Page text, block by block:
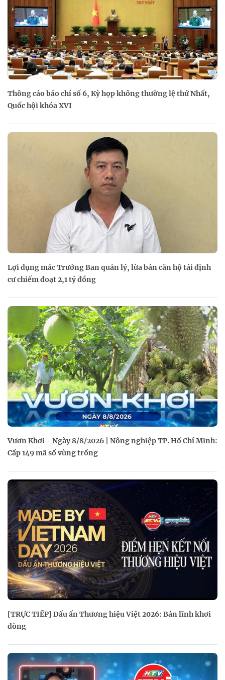
Thông cáo báo chí số 6, Kỳ họp không thường lệ thứ Nhất,
Quốc hội khóa XVI
Lợi dụng mác Trưởng Ban quản lý, lừa bán căn hộ tái định
cư chiếm đoạt 2,1 tỷ đồng
Vươn Khơi - Ngày 8/8/2026 | Nông nghiệp TP. Hồ Chí Minh:
Cấp 149 mã số vùng trồng
[TRỰC TIẾP] Dấu ấn Thương hiệu Việt 2026: Bản lĩnh khơi
dòng